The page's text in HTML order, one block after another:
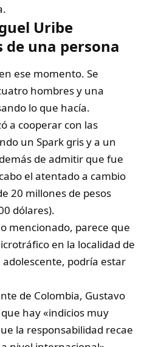
Uribe
una persona
ese momento. Se
hombres y una
lo que hacía.
a cooperar con las
un Spark gris y a un
de admitir que fue
el atentado a cambio
20 millones de pesos
dólares).
mencionado, parece que
en la localidad de
adolescente, podría estar
de Colombia, Gustavo
hay «indicios muy
la responsabilidad recae